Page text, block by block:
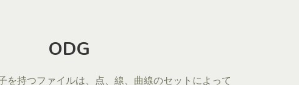
ODG
を持つファイルは、点、線、曲線のセットによって